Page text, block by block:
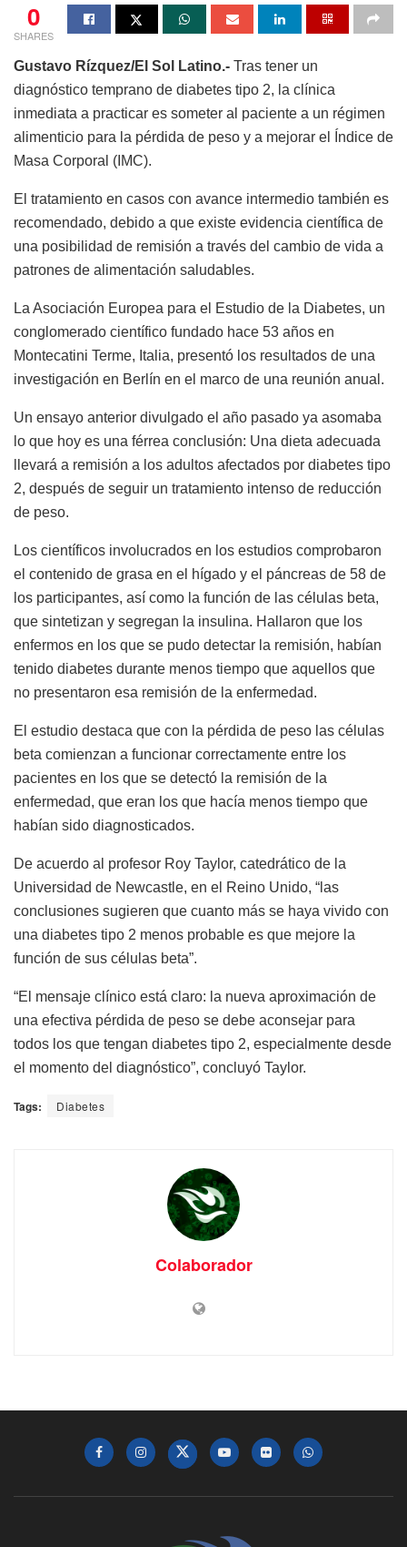
0
SHARES
Gustavo Rízquez/El Sol Latino.- Tras tener un
diagnóstico temprano de diabetes tipo 2, la clínica
inmediata a practicar es someter al paciente a un régimen
alimenticio para la pérdida de peso y a mejorar el Índice de
Masa Corporal (IMC).
El tratamiento en casos con avance intermedio también es
recomendado, debido a que existe evidencia científica de
una posibilidad de remisión a través del cambio de vida a
patrones de alimentación saludables.
La Asociación Europea para el Estudio de la Diabetes, un
conglomerado científico fundado hace 53 años en
Montecatini Terme, Italia, presentó los resultados de una
investigación en Berlín en el marco de una reunión anual.
Un ensayo anterior divulgado el año pasado ya asomaba
lo que hoy es una férrea conclusión: Una dieta adecuada
llevará a remisión a los adultos afectados por diabetes tipo
2, después de seguir un tratamiento intenso de reducción
de peso.
Los científicos involucrados en los estudios comprobaron
el contenido de grasa en el hígado y el páncreas de 58 de
los participantes, así como la función de las células beta,
que sintetizan y segregan la insulina. Hallaron que los
enfermos en los que se pudo detectar la remisión, habían
tenido diabetes durante menos tiempo que aquellos que
no presentaron esa remisión de la enfermedad.
El estudio destaca que con la pérdida de peso las células
beta comienzan a funcionar correctamente entre los
pacientes en los que se detectó la remisión de la
enfermedad, que eran los que hacía menos tiempo que
habían sido diagnosticados.
De acuerdo al profesor Roy Taylor, catedrático de la
Universidad de Newcastle, en el Reino Unido, “las
conclusiones sugieren que cuanto más se haya vivido con
una diabetes tipo 2 menos probable es que mejore la
función de sus células beta”.
“El mensaje clínico está claro: la nueva aproximación de
una efectiva pérdida de peso se debe aconsejar para
todos los que tengan diabetes tipo 2, especialmente desde
el momento del diagnóstico”, concluyó Taylor.
Tags: Diabetes
Colaborador